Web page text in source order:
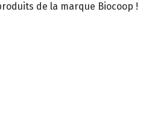
de la marque Biocoop !